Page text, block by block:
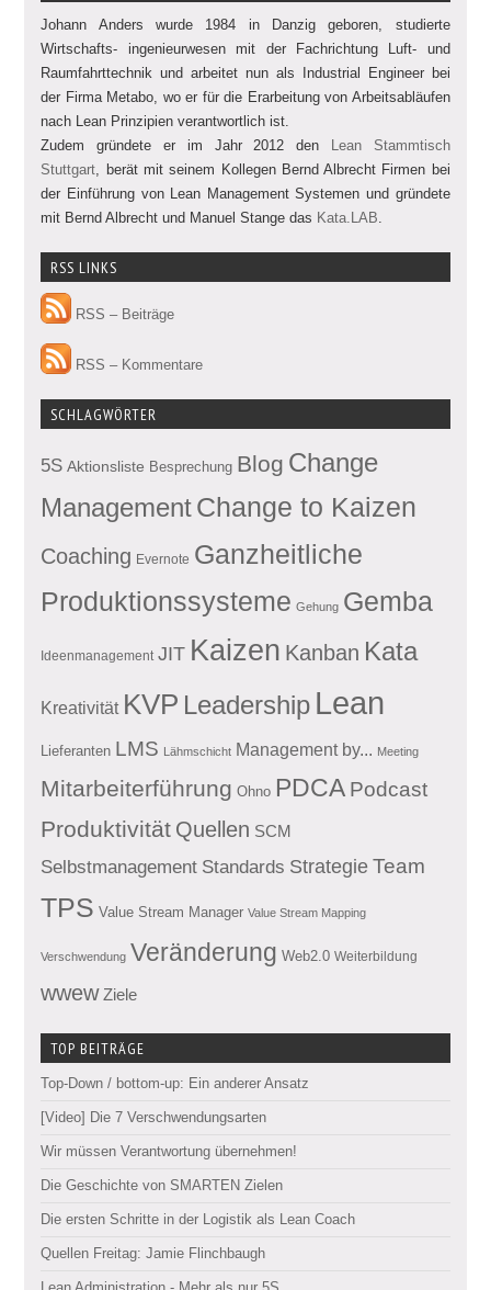
Johann Anders wurde 1984 in Danzig geboren, studierte
Wirtschafts- ingenieurwesen mit der Fachrichtung Luft- und
Raumfahrttechnik und arbeitet nun als Industrial Engineer bei
der Firma Metabo, wo er für die Erarbeitung von Arbeitsabläufen
nach Lean Prinzipien verantwortlich ist.
Zudem gründete er im Jahr 2012 den
Lean Stammtisch
Stuttgart, berät mit seinem Kollegen Bernd Albrecht Firmen bei
der Einführung von Lean Management Systemen und gründete
mit Bernd Albrecht und Manuel Stange das Kata.LAB.
RSS LINKS
RSS – Beiträge
RSS – Kommentare
SCHLAGWÖRTER
5S Aktionsliste Besprechung Blog Change
ManagementChange to Kaizen
Coaching Evernote Ganzheitliche
Produktionssysteme Gehung Gemba
Ideenmanagement JIT Kaizen Kanban Kata
Kreativität KVP Leadership Lean
Lieferanten LMS Lähmschicht Management by... Meeting
Mitarbeiterführung Ohno PDCA Podcast
Produktivität Quellen SCM
Selbstmanagement Standards Strategie Team
TPS Value Stream Manager Value Stream Mapping
Verschwendung Veränderung Web2.0 Weiterbildung
wwew Ziele
TOP BEITRÄGE
Top-Down / bottom-up: Ein anderer Ansatz
[Video] Die 7 Verschwendungsarten
Wir müssen Verantwortung übernehmen!
Die Geschichte von SMARTEN Zielen
Die ersten Schritte in der Logistik als Lean Coach
Quellen Freitag: Jamie Flinchbaugh